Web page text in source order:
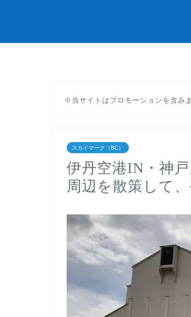
※当サイトはプロモーションを含みま
スカイマーク（BC）
伊丹空港IN・神
周辺を散策して